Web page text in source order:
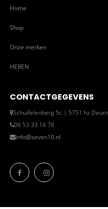
Home
Shop
Onze merken
HEREN
CONTACTGEGEVENS
Schuifelenberg 5c | 5751 hz
06 53 33 16 78
info@seven10.nl